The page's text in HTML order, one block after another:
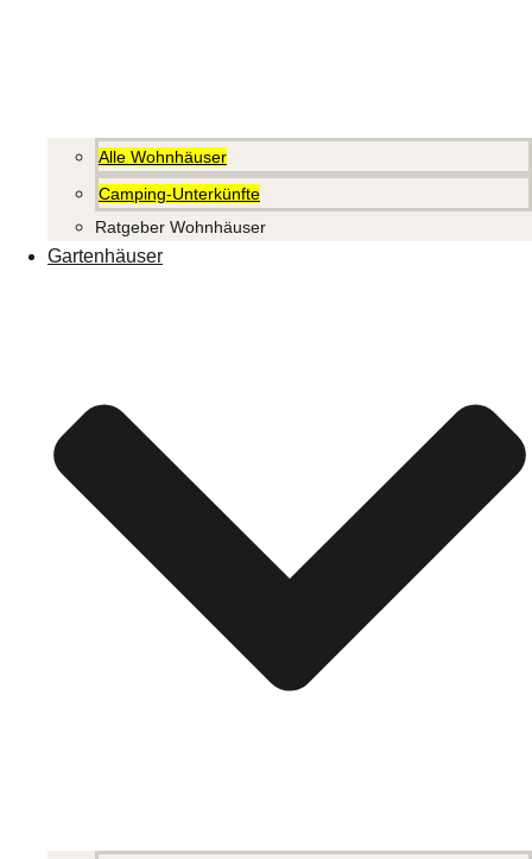
Alle Wohnhäuser
Camping-Unterkünfte
Ratgeber Wohnhäuser
Gartenhäuser